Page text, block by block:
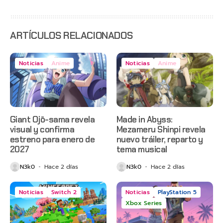
ARTÍCULOS RELACIONADOS
Noticias Anime
Giant Ojō-sama revela
visual y confirma
estreno para enero de
2027
N3k0 Hace 2 días
Noticias Anime
Made in Abyss:
Mezameru Shinpi revela
nuevo tráiler, reparto y
tema musical
N3k0 Hace 2 días
Noticias Switch 2 Noticias
PlayStation 5
Xbox Series